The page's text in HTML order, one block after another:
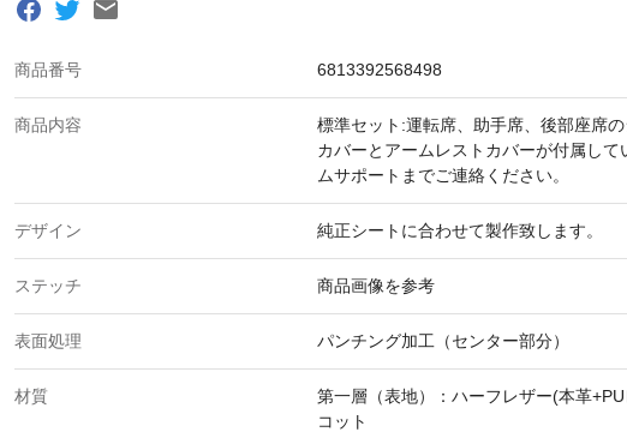
商品番号 6813392568498
商品内容
標準セット:運転席、助手席、後部座席
カバーとアームレストカバーが付属し
ムサポートまでご連絡ください。
デザイン 純正シートに合わせて製作致します。
ステッチ 商品画像を参考
表面処理 パンチング加工（センター部分）
材質
第一層（表地）：ハーフレザー(本革
コット